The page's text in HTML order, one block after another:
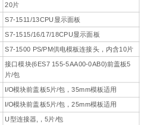
20片
S7-1511/13CPU显示面板
S7-1515/16/17/18CPU显示面板
S7-1500 PS/PM供电模板连接头，内含10片
接口模块(6ES7 155-5AA00-0AB0)前盖板5
片/包
I/O模块前盖板5片/包，35mm模板适用
I/O模块前盖板5片/包，25mm模板适用
U型连接器,，5片/包